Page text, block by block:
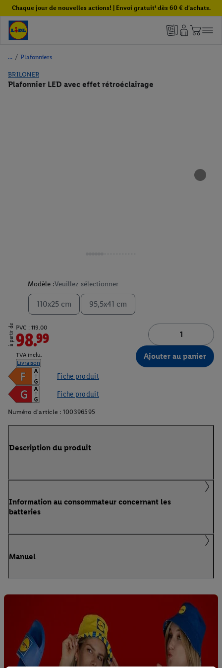
Chaque jour de nouvelles actions! | Envoi gratuit¹ dès 60 € d'achats.
/ Plafonniers
BRILONER
Plafonnier LED avec effet rétroéclairage
Modèle :Veuillez sélectionner
110x25 cm 95,5x41 cm
à partir de PVC : 119.00
98.99
TVA inclu.
Livraison
Ajouter au panier
Fiche produit
Fiche produit
Numéro d'article : 100396595
Description du produit
Information au consommateur concernant les
batteries
Manuel